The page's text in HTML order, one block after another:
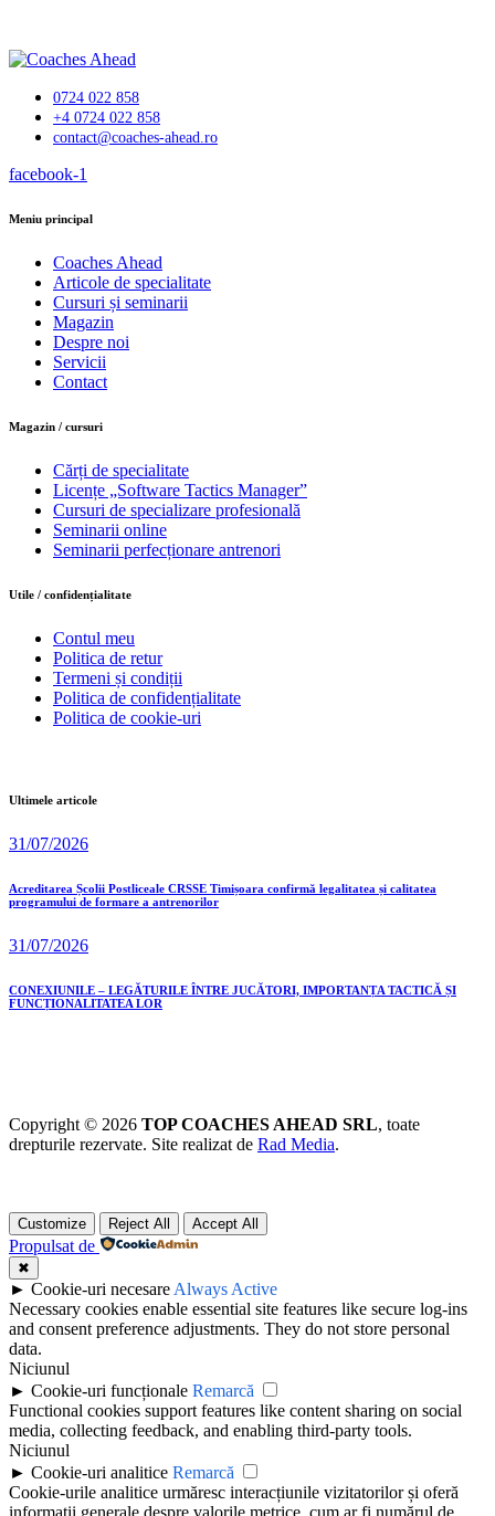
0724 022 858
+4 0724 022 858
contact@coaches-ahead.ro
facebook-1
Meniu principal
Coaches Ahead
Articole de specialitate
Cursuri și seminarii
Magazin
Despre noi
Servicii
Contact
Magazin / cursuri
Cărți de specialitate
Licențe „Software Tactics Manager”
Cursuri de specializare profesională
Seminarii online
Seminarii perfecționare antrenori
Utile / confidențialitate
Contul meu
Politica de retur
Termeni și condiții
Politica de confidențialitate
Politica de cookie-uri
Ultimele articole
31/07/2026
Acreditarea Școlii Postliceale CRSSE Timișoara confirmă legalitatea și calitatea
programului de formare a antrenorilor
31/07/2026
CONEXIUNILE – LEGĂTURILE ÎNTRE JUCĂTORI, IMPORTANȚA TACTICĂ ȘI
FUNCȚIONALITATEA LOR
Copyright © 2026 TOP COACHES AHEAD SRL, toate
drepturile rezervate. Site realizat de Rad Media.
Customize Reject All Accept All
Propulsat de
✖
► Cookie-uri necesare Always Active
Necessary cookies enable essential site features like secure log-ins
and consent preference adjustments. They do not store personal
data.
Niciunul
► Cookie-uri funcționale Remarcă
Functional cookies support features like content sharing on social
media, collecting feedback, and enabling third-party tools.
Niciunul
► Cookie-uri analitice Remarcă
Cookie-urile analitice urmăresc interacțiunile vizitatorilor și oferă
informații generale despre valorile metrice, cum ar fi numărul de